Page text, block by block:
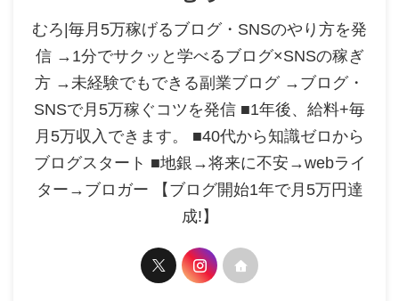
むろ|毎月5万稼げるブログ・SNSのやり方を発
信 →1分でサクッと学べるブログ×SNSの稼ぎ
方 →未経験でもできる副業ブログ →ブログ・
SNSで月5万稼ぐコツを発信 ■1年後、給料+毎
月5万収入できます。 ■40代から知識ゼロから
ブログスタート ■地銀→将来に不安→webライ
ター→ブロガー 【ブログ開始1年で月5万円達
成!】